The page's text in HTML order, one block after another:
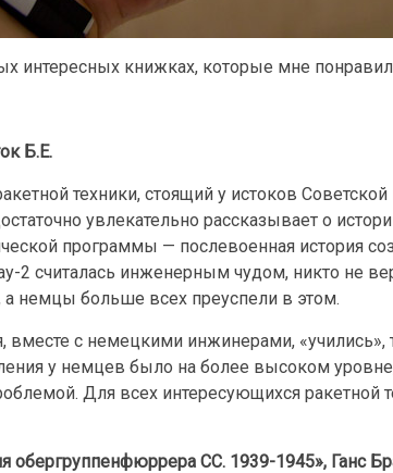
интересных книжках, которые мне
Б.Е.
техники, стоящий у истоков
увлекательно рассказывает о
программы — послевоенная история
2 считалась инженерным чудом, никто не
немцы больше всех преуспели в этом.
с немецкими инжинерами, «учились»,
у немцев было на более высоком
Для всех интересующихся ракетной
обергруппенфюррера СС. 1939-1945», Ганс